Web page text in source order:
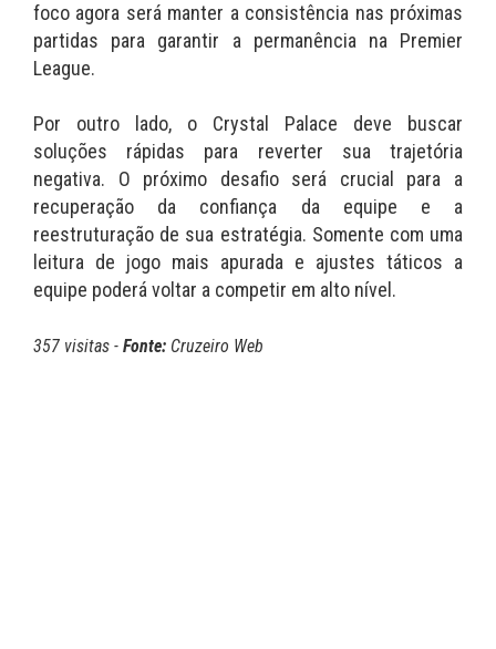
foco agora será manter a consistência nas próximas
partidas para garantir a permanência na Premier
League.
Por outro lado, o Crystal Palace deve buscar
soluções rápidas para reverter sua trajetória
negativa. O próximo desafio será crucial para a
recuperação da confiança da equipe e a
reestruturação de sua estratégia. Somente com uma
leitura de jogo mais apurada e ajustes táticos a
equipe poderá voltar a competir em alto nível.
357 visitas - Fonte: Cruzeiro Web